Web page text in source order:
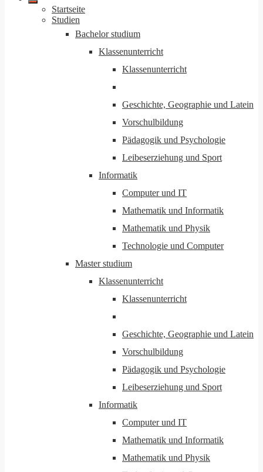
Startseite
Studien
Bachelor studium
Klassenunterricht
Klassenunterricht
Geschichte, Geographie und Latein
Vorschulbildung
Pädagogik und Psychologie
Leibeserziehung und Sport
Informatik
Computer und IT
Mathematik und Informatik
Mathematik und Physik
Technologie und Computer
Master studium
Klassenunterricht
Klassenunterricht
Geschichte, Geographie und Latein
Vorschulbildung
Pädagogik und Psychologie
Leibeserziehung und Sport
Informatik
Computer und IT
Mathematik und Informatik
Mathematik und Physik